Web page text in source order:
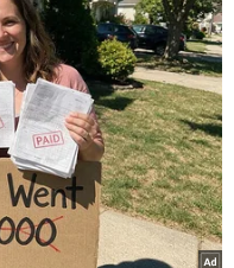
Phi, các nhà lãnh đạo
các sáng kiến mới
Mỹ vào Hiệp định
Phi (AfCFTA).